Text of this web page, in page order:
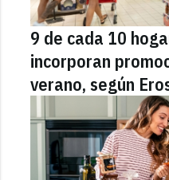
9 de cada 10
incorporan
verano, según